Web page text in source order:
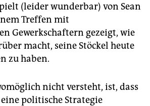
(leider wunderbar) von Sean
Treffen mit
Gewerkschaftern gezeigt, wie
macht, seine Stöckel heute
zu haben.
nicht versteht, ist, dass
politische Strategie